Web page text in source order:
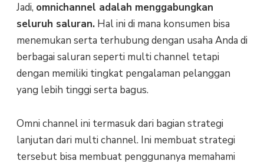
Jadi, omnichannel adalah menggabungkan
seluruh saluran.Hal ini di mana konsumen bisa
menemukan serta terhubung dengan usaha Anda di
berbagai saluran seperti multi channel tetapi
dengan memiliki tingkat pengalaman pelanggan
yang lebih tinggi serta bagus.
Omni channel ini termasuk dari bagian strategi
lanjutan dari multi channel. Ini membuat strategi
tersebut bisa membuat penggunanya memahami